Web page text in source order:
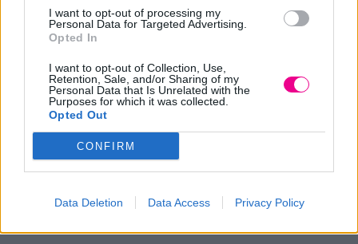
I want to opt-out of processing my
Personal Data for Targeted Advertising.
Opted In
I want to opt-out of Collection, Use,
Retention, Sale, and/or Sharing of my
Personal Data that Is Unrelated with the
Purposes for which it was collected.
Opted Out
CONFIRM
Data Deletion Data Access Privacy Policy
Energy, ταμπονάρετε ελαφρά και εφαρμόστε άμεσα την
λοσιόν κατά της τριχόπτωσης στο σκαλπ, κάνετε απαλό
μπορεί να προκαλέσει έναν ερεθισμό η αίσθημα καύσου,
το οποίο υποχωρεί μετά από λίγα λεπτά.
Προϊόν 100% vegan